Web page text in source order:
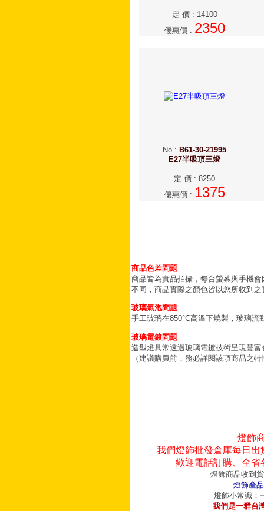
定 價: 14100
優惠價: 2350
No : B61-30-21995
E27半吸頂三燈
定 價 : 8250
優惠價: 1375
商品色差問題
商品皆為實品拍攝，每台螢幕與手機
不同，商品實際之顏色皆以您所收到之
玻璃氣泡問題
手工玻璃在850°C高溫下燒製，玻璃
玻璃電鍍問題
造型燈具常透過玻璃電鍍技術呈現豐
（建議購買前，務必詳閱該項商品之
燈飾
我們燈飾批發倉庫每日
歡迎電話訂購、全
燈飾商品收到
燈飾產
燈飾小常識：
我們是一群台